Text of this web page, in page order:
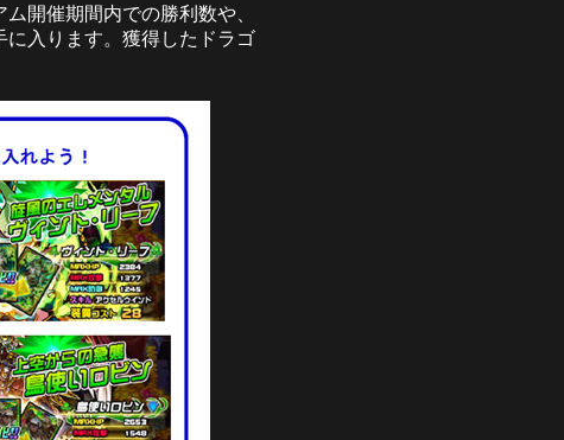
開催期間内での勝利数や、
入ります。獲得したドラゴ